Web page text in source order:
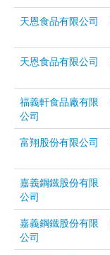
天恩食品有限公司
天恩食品有限公司
福義軒食品廠有限
公司
富翔股份有限公司
嘉義鋼鐵股份有限
公司
嘉義鋼鐵股份有限
公司